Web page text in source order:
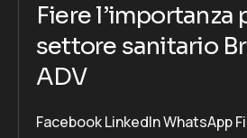
Fiere l’importanza
settore sanitario
ADV
Facebook LinkedIn WhatsApp